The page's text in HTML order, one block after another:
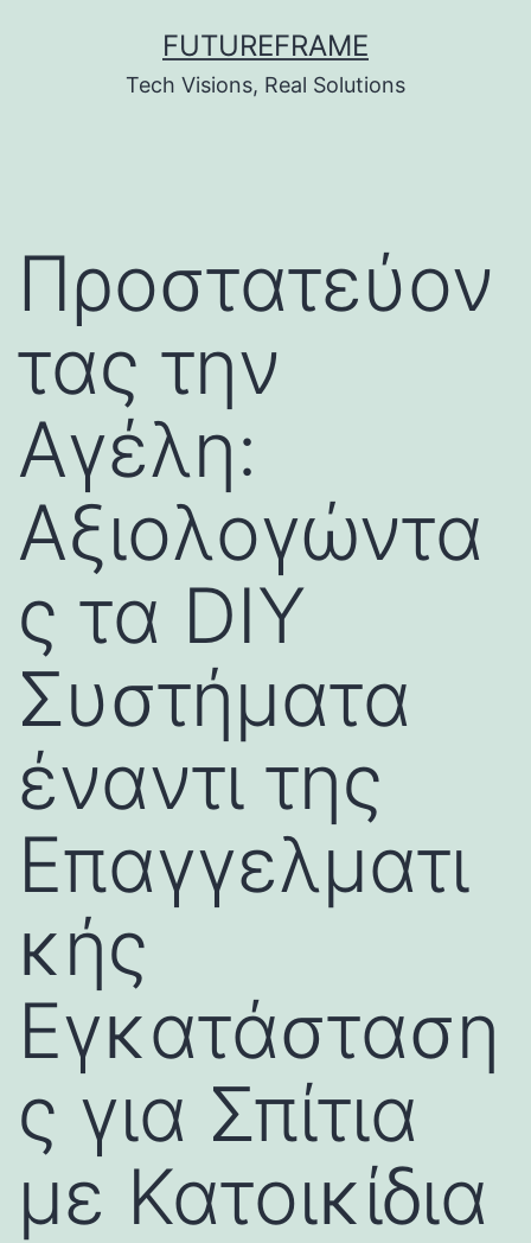
FUTUREFRAME
Tech Visions, Real Solutions
Προστατεύον
τας την
Αγέλη:
Αξιολογώντα
ς τα DIY
Συστήματα
έναντι της
Επαγγελματι
κής
Εγκατάσταση
ς για Σπίτια
με Κατοικίδια